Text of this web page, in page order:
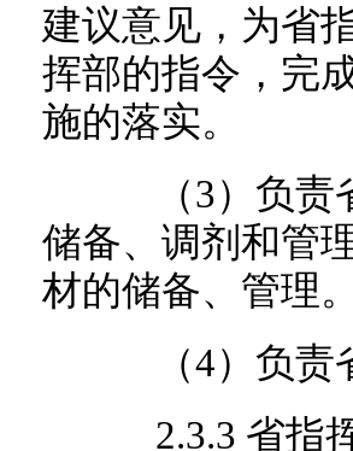
建议意见，为省
挥部的指令，完
施的落实。
（3）负责省
储备、调剂和管
材的储备、管理。
（4）负责省
2.3.3 省指挥